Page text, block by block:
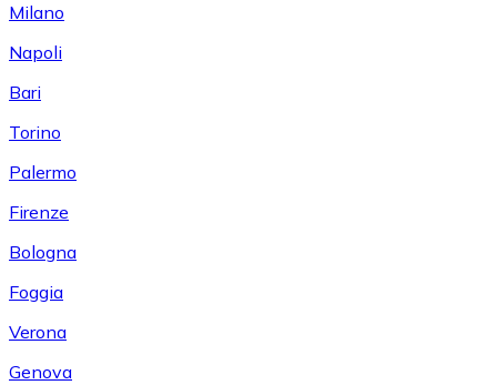
Milano
Napoli
Bari
Torino
Palermo
Firenze
Bologna
Foggia
Verona
Genova